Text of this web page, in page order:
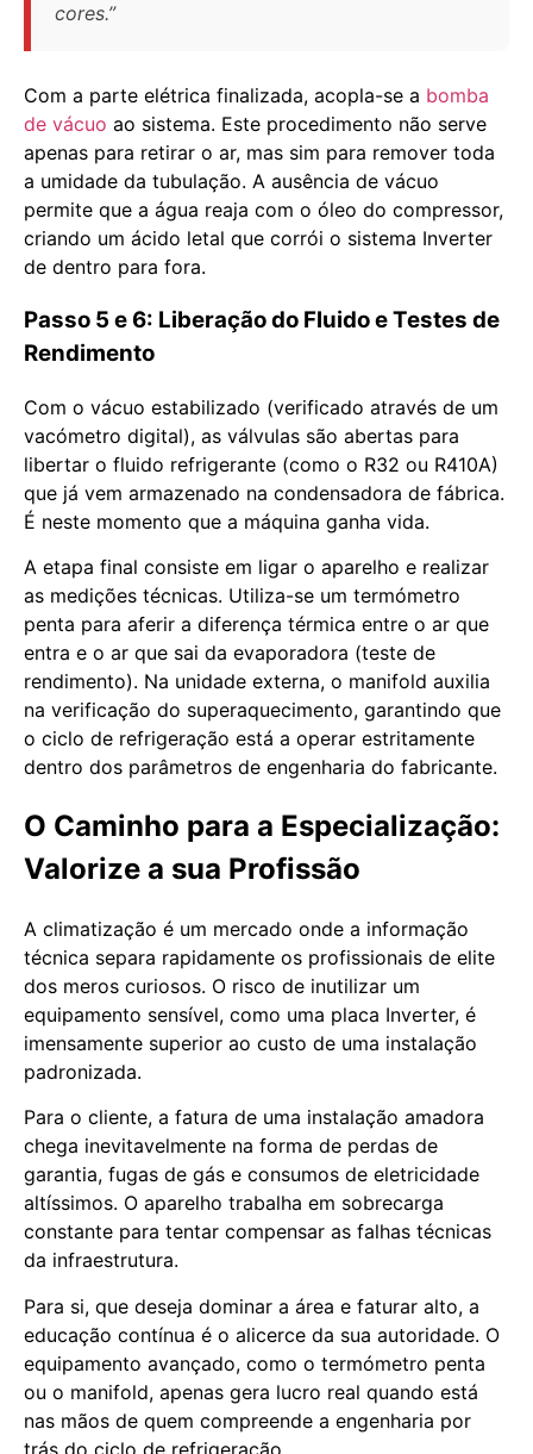
cores.”
Com a parte elétrica finalizada, acopla-se a bomba
de vácuo ao sistema. Este procedimento não serve
apenas para retirar o ar, mas sim para remover toda
a umidade da tubulação. A ausência de vácuo
permite que a água reaja com o óleo do compressor,
criando um ácido letal que corrói o sistema Inverter
de dentro para fora.
Passo 5 e 6: Liberação do Fluido e Testes de
Rendimento
Com o vácuo estabilizado (verificado através de um
vacómetro digital), as válvulas são abertas para
libertar o fluido refrigerante (como o R32 ou R410A)
que já vem armazenado na condensadora de fábrica.
É neste momento que a máquina ganha vida.
A etapa final consiste em ligar o aparelho e realizar
as medições técnicas. Utiliza-se um termómetro
penta para aferir a diferença térmica entre o ar que
entra e o ar que sai da evaporadora (teste de
rendimento). Na unidade externa, o manifold auxilia
na verificação do superaquecimento, garantindo que
o ciclo de refrigeração está a operar estritamente
dentro dos parâmetros de engenharia do fabricante.
O Caminho para a Especialização:
Valorize a sua Profissão
A climatização é um mercado onde a informação
técnica separa rapidamente os profissionais de elite
dos meros curiosos. O risco de inutilizar um
equipamento sensível, como uma placa Inverter, é
imensamente superior ao custo de uma instalação
padronizada.
Para o cliente, a fatura de uma instalação amadora
chega inevitavelmente na forma de perdas de
garantia, fugas de gás e consumos de eletricidade
altíssimos. O aparelho trabalha em sobrecarga
constante para tentar compensar as falhas técnicas
da infraestrutura.
Para si, que deseja dominar a área e faturar alto, a
educação contínua é o alicerce da sua autoridade. O
equipamento avançado, como o termómetro penta
ou o manifold, apenas gera lucro real quando está
nas mãos de quem compreende a engenharia por
trás do ciclo de refrigeração.